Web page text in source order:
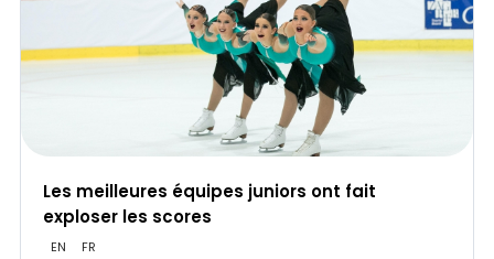
Les meilleures équipes juniors ont fait
exploser les scores
EN FR